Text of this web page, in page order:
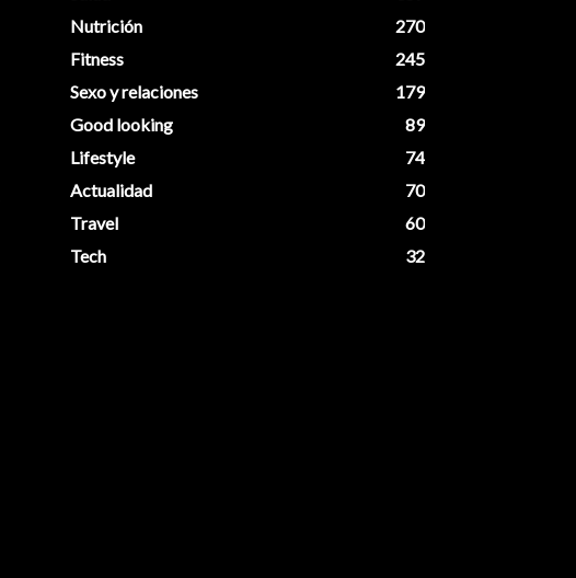
Nutrición
270
Fitness
245
Sexo y relaciones
179
Good looking
89
Lifestyle
74
Actualidad
70
Travel
60
Tech
32